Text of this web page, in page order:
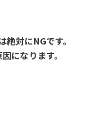
対にNGです。
になります。